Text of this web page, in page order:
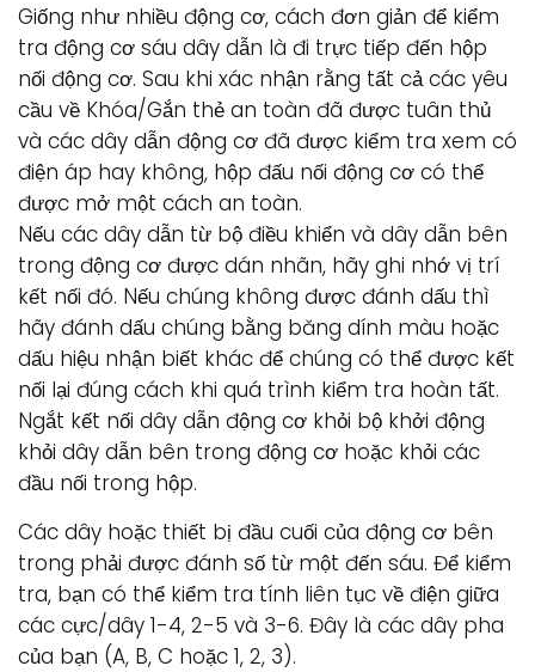
Giống như nhiều động cơ, cách đơn giản để kiểm
tra động cơ sáu dây dẫn là đi trực tiếp đến hộp
nối động cơ. Sau khi xác nhận rằng tất cả các yêu
cầu về Khóa/Gắn thẻ an toàn đã được tuân thủ
và các dây dẫn động cơ đã được kiểm tra xem có
điện áp hay không, hộp đấu nối động cơ có thể
được mở một cách an toàn.
Nếu các dây dẫn từ bộ điều khiển và dây dẫn bên
trong động cơ được dán nhãn, hãy ghi nhớ vị trí
kết nối đó. Nếu chúng không được đánh dấu thì
hãy đánh dấu chúng bằng băng dính màu hoặc
dấu hiệu nhận biết khác để chúng có thể được kết
nối lại đúng cách khi quá trình kiểm tra hoàn tất.
Ngắt kết nối dây dẫn động cơ khỏi bộ khởi động
khỏi dây dẫn bên trong động cơ hoặc khỏi các
đầu nối trong hộp.
Các dây hoặc thiết bị đầu cuối của động cơ bên
trong phải được đánh số từ một đến sáu. Để kiểm
tra, bạn có thể kiểm tra tính liên tục về điện giữa
các cực/dây 1-4, 2-5 và 3-6. Đây là các dây pha
của bạn (A, B, C hoặc 1, 2, 3).